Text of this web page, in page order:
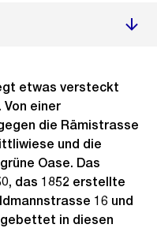
etwas versteckt
einer
die Rämistrasse
und die
Oase. Das
das 1852 erstellte
16 und
in diesen